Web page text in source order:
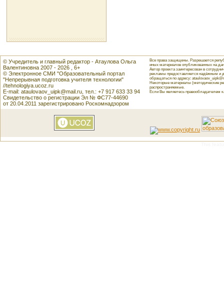
© Учредитель и главный редактор - Атаулова Ольга
Валентиновна 2007 - 2026 , 6+
© Электронное СМИ "Образовательный портал
"Непрерывная подготовка учителя технологии"
//tehnologiya.ucoz.ru
E-mail: ataulovaov_uipk@mail.ru, тел.: +7 917 633 33 94
Свидетельство о регистрации Эл № ФС77-44690
от 20.04.2011 зарегистрировано Роскомнадзором
Все права защищены. Разрешается
иных материалов опубликованных на
Автор проекта заинтересован в
рекламы предоставляется надёжным и
обращаться по адресу:
Некоторые материалы (методические
распространяемые.
Если Вы являетесь правообладателем